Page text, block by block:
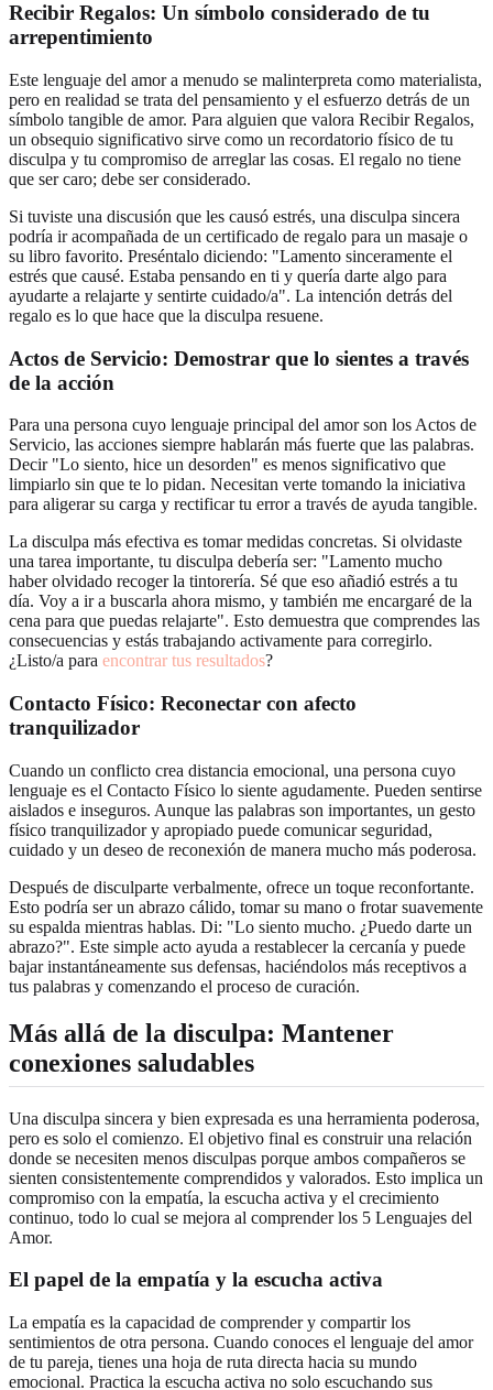
Recibir Regalos: Un símbolo considerado de tu
arrepentimiento
Este lenguaje del amor a menudo se malinterpreta como materialista,
pero en realidad se trata del pensamiento y el esfuerzo detrás de un
símbolo tangible de amor. Para alguien que valora Recibir Regalos,
un obsequio significativo sirve como un recordatorio físico de tu
disculpa y tu compromiso de arreglar las cosas. El regalo no tiene
que ser caro; debe ser considerado.
Si tuviste una discusión que les causó estrés, una disculpa sincera
podría ir acompañada de un certificado de regalo para un masaje o
su libro favorito. Preséntalo diciendo: "Lamento sinceramente el
estrés que causé. Estaba pensando en ti y quería darte algo para
ayudarte a relajarte y sentirte cuidado/a". La intención detrás del
regalo es lo que hace que la disculpa resuene.
Actos de Servicio: Demostrar que lo sientes a través
de la acción
Para una persona cuyo lenguaje principal del amor son los Actos de
Servicio, las acciones siempre hablarán más fuerte que las palabras.
Decir "Lo siento, hice un desorden" es menos significativo que
limpiarlo sin que te lo pidan. Necesitan verte tomando la iniciativa
para aligerar su carga y rectificar tu error a través de ayuda tangible.
La disculpa más efectiva es tomar medidas concretas. Si olvidaste
una tarea importante, tu disculpa debería ser: "Lamento mucho
haber olvidado recoger la tintorería. Sé que eso añadió estrés a tu
día. Voy a ir a buscarla ahora mismo, y también me encargaré de la
cena para que puedas relajarte". Esto demuestra que comprendes las
consecuencias y estás trabajando activamente para corregirlo.
¿Listo/a para encontrar tus resultados?
Contacto Físico: Reconectar con afecto
tranquilizador
Cuando un conflicto crea distancia emocional, una persona cuyo
lenguaje es el Contacto Físico lo siente agudamente. Pueden sentirse
aislados e inseguros. Aunque las palabras son importantes, un gesto
físico tranquilizador y apropiado puede comunicar seguridad,
cuidado y un deseo de reconexión de manera mucho más poderosa.
Después de disculparte verbalmente, ofrece un toque reconfortante.
Esto podría ser un abrazo cálido, tomar su mano o frotar suavemente
su espalda mientras hablas. Di: "Lo siento mucho. ¿Puedo darte un
abrazo?". Este simple acto ayuda a restablecer la cercanía y puede
bajar instantáneamente sus defensas, haciéndolos más receptivos a
tus palabras y comenzando el proceso de curación.
Más allá de la disculpa: Mantener
conexiones saludables
Una disculpa sincera y bien expresada es una herramienta poderosa,
pero es solo el comienzo. El objetivo final es construir una relación
donde se necesiten menos disculpas porque ambos compañeros se
sienten consistentemente comprendidos y valorados. Esto implica un
compromiso con la empatía, la escucha activa y el crecimiento
continuo, todo lo cual se mejora al comprender los 5 Lenguajes del
Amor.
El papel de la empatía y la escucha activa
La empatía es la capacidad de comprender y compartir los
sentimientos de otra persona. Cuando conoces el lenguaje del amor
de tu pareja, tienes una hoja de ruta directa hacia su mundo
emocional. Practica la escucha activa no solo escuchando sus